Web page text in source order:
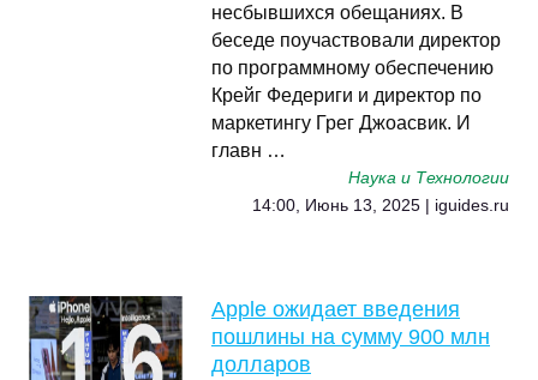
несбывшихся обещаниях. В
беседе поучаствовали директор
по программному обеспечению
Крейг Федериги и директор по
маркетингу Грег Джоасвик. И
главн …
Наука и Технологии
14:00, Июнь 13, 2025 | iguides.ru
Apple ожидает введения
пошлины на сумму 900 млн
долларов